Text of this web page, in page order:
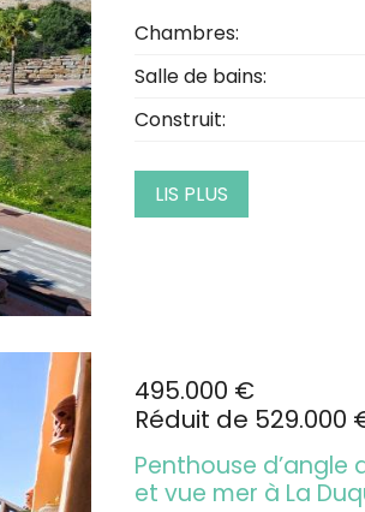
Chambres:
Salle de bains:
Construit:
LIS PLUS
495.000 €
Réduit de 529.000
Penthouse
et vue mer à La